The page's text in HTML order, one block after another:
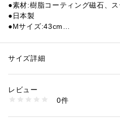
●素材:樹脂コーティング磁石、ス
●日本製
●Mサイズ:43cm
にスリムモデルが登場。エレガ
【商品の購入にあたっての注意事
※一部商品において弊社カラー
性別：レディース
商品番号：
10761810701 （ショップ）
サイズ詳細
レビュー
0件